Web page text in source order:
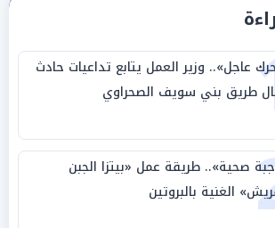
عاجل».. وزير العمل يتابع تداعيات حادث
طريق بني سويف الصحراوي
صحية».. طريقة عمل «بيتزا الجبن
الغنية بالبروتين